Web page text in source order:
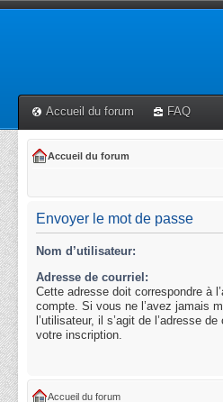
Accueil du forum FAQ
Accueil du forum
Envoyer le mot de passe
Nom d’utilisateur:
Adresse de courriel:
Cette adresse doit correspondre à
compte. Si vous ne l’avez jamais
l’utilisateur, il s’agit de l’adresse
votre inscription.
Accueil du forum